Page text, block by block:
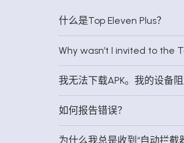
什么是Top Eleven Plus？
Why wasn’t I invited to the
我无法下载APK。我的设备
如何报告错误？
为什么我总是收到“自动拦截